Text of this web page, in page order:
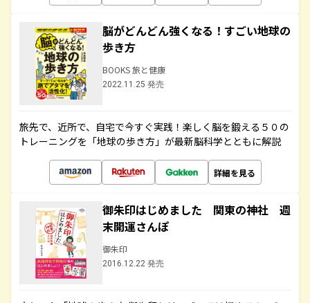
脳がどんどん強くなる！すごい地球の
歩き方
BOOKS 旅と健康
2022.11.25 発売
旅先で、近所で、自宅で今すぐ実践！楽しく脳を鍛える５０の
トレーニングを「地球の歩き方」が最新脳科学とともに解説
詳細を見る
御朱印はじめました 関東の神社 週
末開運さんぽ
御朱印
2016.12.22 発売